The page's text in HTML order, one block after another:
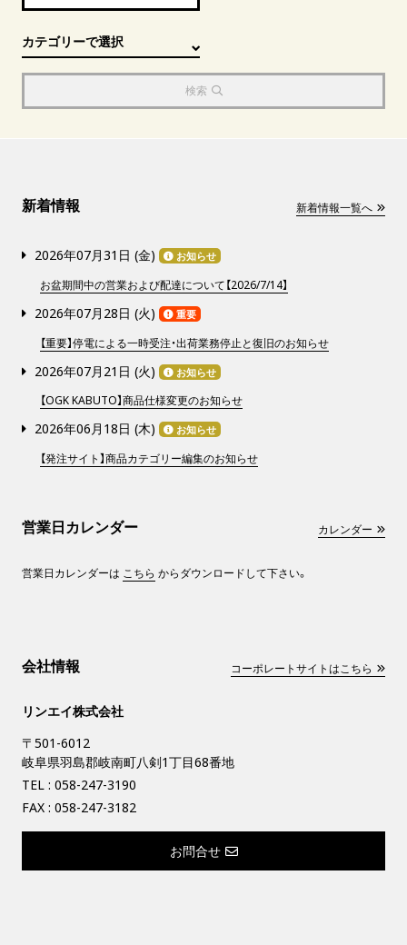
検索
新着情報 新着情報一覧へ
2026年07月31日 (金) お知らせ
お盆期間中の営業および配達について【2026/7/14】
2026年07月28日 (火) 重要
【重要】停電による一時受注・出荷業務停止と復旧のお知らせ
2026年07月21日 (火) お知らせ
【OGK KABUTO】商品仕様変更のお知らせ
2026年06月18日 (木) お知らせ
【発注サイト】商品カテゴリー編集のお知らせ
営業日カレンダー カレンダー
営業日カレンダーは こちら からダウンロードして下さい。
会社情報 コーポレートサイトはこちら
リンエイ株式会社
〒501-6012
岐阜県羽島郡岐南町八剣1丁目68番地
TEL : 058-247-3190
FAX : 058-247-3182
お問合せ